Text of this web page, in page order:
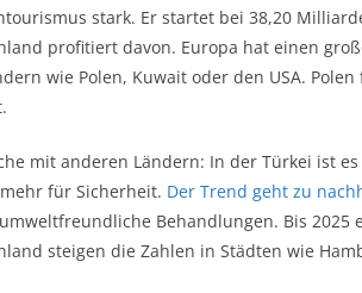
stark. Er startet bei 38,20
profitiert davon. Europa hat einen
wie Polen, Kuwait oder den USA.
mit anderen Ländern: In der Türkei ist
für Sicherheit. Der Trend geht zu
Behandlungen. Bis 2025
steigen die Zahlen in Städten wie